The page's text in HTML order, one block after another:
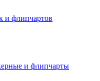
и флипчартов
и флипчарты